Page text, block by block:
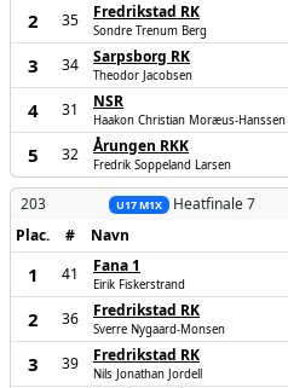
2 35 Fredrikstad RK
Sondre Trenum Berg
3 34 Sarpsborg RK
Theodor Jacobsen
4 31 NSR
Haakon Christian Moræus-Hanssen
5 32 Årungen RKK
Fredrik Soppeland Larsen
203 U17 M1X Heatfinale 7
Plac.
# Navn
1 41 Fana 1
Eirik Fiskerstrand
2 36 Fredrikstad RK
Sverre Nygaard-Monsen
3 39 Fredrikstad RK
Nils Jonathan Jordell